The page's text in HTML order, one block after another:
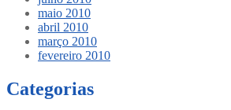
maio 2010
abril 2010
março 2010
fevereiro 2010
Categorias